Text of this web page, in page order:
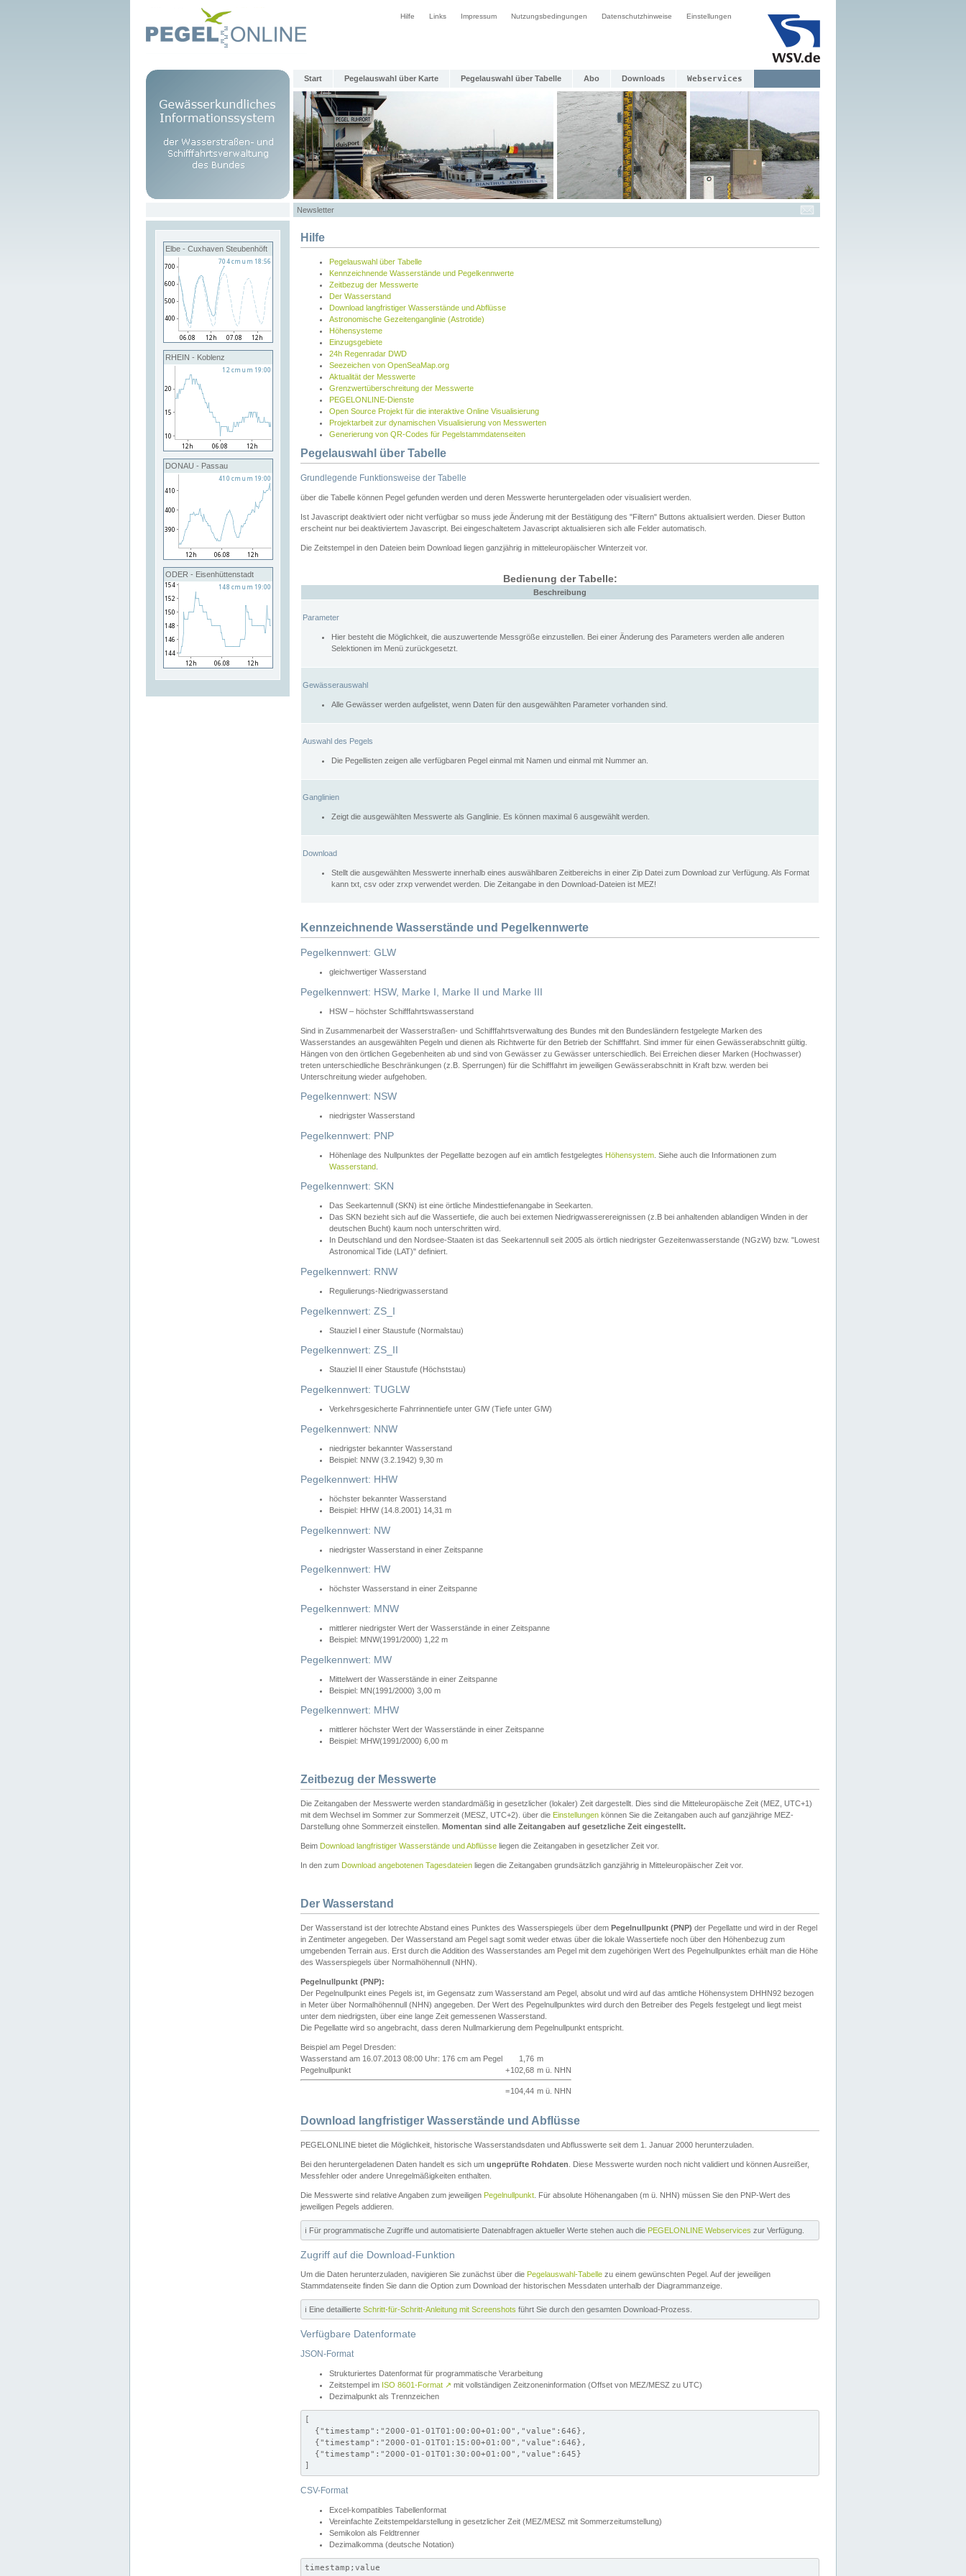
Hilfe Links Impressum Nutzungsbedingungen Datenschutzhinweise Einstellungen
Start Pegelauswahl über Karte Pegelauswahl über Tabelle Abo Downloads Webservices
Newsletter
Elbe - Cuxhaven Steubenhöft
RHEIN - Koblenz
DONAU - Passau
ODER - Eisenhüttenstadt
Hilfe
Pegelauswahl über Tabelle
Kennzeichnende Wasserstände und Pegelkennwerte
Zeitbezug der Messwerte
Der Wasserstand
Download langfristiger Wasserstände und Abflüsse
Astronomische Gezeitenganglinie (Astrotide)
Höhensysteme
Einzugsgebiete
24h Regenradar DWD
Seezeichen von OpenSeaMap.org
Aktualität der Messwerte
Grenzwertüberschreitung der Messwerte
PEGELONLINE-Dienste
Open Source Projekt für die interaktive Online Visualisierung
Projektarbeit zur dynamischen Visualisierung von Messwerten
Generierung von QR-Codes für Pegelstammdatenseiten
Pegelauswahl über Tabelle
Grundlegende Funktionsweise der Tabelle
über die Tabelle können Pegel gefunden werden und deren Messwerte heruntergeladen oder visualisiert werden.
Ist Javascript deaktiviert oder nicht verfügbar so muss jede Änderung mit der Bestätigung des "Filtern" Buttons aktualisiert werden. Dieser Button
erscheint nur bei deaktiviertem Javascript. Bei eingeschaltetem Javascript aktualisieren sich alle Felder automatisch.
Die Zeitstempel in den Dateien beim Download liegen ganzjährig in mitteleuropäischer Winterzeit vor.
Bedienung der Tabelle:
Beschreibung
Parameter
Hier besteht die Möglichkeit, die auszuwertende Messgröße einzustellen. Bei einer Änderung des Parameters werden alle anderen
Selektionen im Menü zurückgesetzt.
Gewässerauswahl
Alle Gewässer werden aufgelistet, wenn Daten für den ausgewählten Parameter vorhanden sind.
Auswahl des Pegels
Die Pegellisten zeigen alle verfügbaren Pegel einmal mit Namen und einmal mit Nummer an.
Ganglinien
Zeigt die ausgewählten Messwerte als Ganglinie. Es können maximal 6 ausgewählt werden.
Download
Stellt die ausgewählten Messwerte innerhalb eines auswählbaren Zeitbereichs in einer Zip Datei zum Download zur Verfügung. Als Format
kann txt, csv oder zrxp verwendet werden. Die Zeitangabe in den Download-Dateien ist MEZ!
Kennzeichnende Wasserstände und Pegelkennwerte
Pegelkennwert: GLW
gleichwertiger Wasserstand
Pegelkennwert: HSW, Marke I, Marke II und Marke III
HSW – höchster Schifffahrtswasserstand
Sind in Zusammenarbeit der Wasserstraßen- und Schifffahrtsverwaltung des Bundes mit den Bundesländern festgelegte Marken des
Wasserstandes an ausgewählten Pegeln und dienen als Richtwerte für den Betrieb der Schifffahrt. Sind immer für einen Gewässerabschnitt gültig.
Hängen von den örtlichen Gegebenheiten ab und sind von Gewässer zu Gewässer unterschiedlich. Bei Erreichen dieser Marken (Hochwasser)
treten unterschiedliche Beschränkungen (z.B. Sperrungen) für die Schifffahrt im jeweiligen Gewässerabschnitt in Kraft bzw. werden bei
Unterschreitung wieder aufgehoben.
Pegelkennwert: NSW
niedrigster Wasserstand
Pegelkennwert: PNP
Höhenlage des Nullpunktes der Pegellatte bezogen auf ein amtlich festgelegtes Höhensystem . Siehe auch die Informationen zum
Wasserstand
Pegelkennwert: SKN
Das Seekartennull (SKN) ist eine örtliche Mindesttiefenangabe in Seekarten.
Das SKN bezieht sich auf die Wassertiefe, die auch bei extemen Niedrigwasserereignissen (z.B bei anhaltenden ablandigen Winden in der
deutschen Bucht) kaum noch unterschritten wird.
In Deutschland und den Nordsee-Staaten ist das Seekartennull seit 2005 als örtlich niedrigster Gezeitenwasserstande (NGzW) bzw. "Lowest
Astronomical Tide (LAT)" definiert.
Pegelkennwert: RNW
Regulierungs-Niedrigwasserstand
Pegelkennwert: ZS_I
Stauziel I einer Staustufe (Normalstau)
Pegelkennwert: ZS_II
Stauziel II einer Staustufe (Höchststau)
Pegelkennwert: TUGLW
Verkehrsgesicherte Fahrrinnentiefe unter GlW (Tiefe unter GlW)
Pegelkennwert: NNW
niedrigster bekannter Wasserstand
Beispiel: NNW (3.2.1942) 9,30 m
Pegelkennwert: HHW
höchster bekannter Wasserstand
Beispiel: HHW (14.8.2001) 14,31 m
Pegelkennwert: NW
niedrigster Wasserstand in einer Zeitspanne
Pegelkennwert: HW
höchster Wasserstand in einer Zeitspanne
Pegelkennwert: MNW
mittlerer niedrigster Wert der Wasserstände in einer Zeitspanne
Beispiel: MNW(1991/2000) 1,22 m
Pegelkennwert: MW
Mittelwert der Wasserstände in einer Zeitspanne
Beispiel: MN(1991/2000) 3,00 m
Pegelkennwert: MHW
mittlerer höchster Wert der Wasserstände in einer Zeitspanne
Beispiel: MHW(1991/2000) 6,00 m
Zeitbezug der Messwerte
Die Zeitangaben der Messwerte werden standardmäßig in gesetzlicher (lokaler) Zeit dargestellt. Dies sind die Mitteleuropäische Zeit (MEZ, UTC+1)
mit dem Wechsel im Sommer zur Sommerzeit (MESZ, UTC+2). über die Einstellungen können Sie die Zeitangaben auch auf ganzjährige MEZ-
Darstellung ohne Sommerzeit einstellen. Momentan sind alle Zeitangaben auf gesetzliche Zeit eingestellt.
Beim Download langfristiger Wasserstände und Abflüsse liegen die Zeitangaben in gesetzlicher Zeit vor.
In den zum Download angebotenen Tagesdateien liegen die Zeitangaben grundsätzlich ganzjährig in Mitteleuropäischer Zeit vor.
Der Wasserstand
Der Wasserstand ist der lotrechte Abstand eines Punktes des Wasserspiegels über dem Pegelnullpunkt (PNP) der Pegellatte und wird in der Regel
in Zentimeter angegeben. Der Wasserstand am Pegel sagt somit weder etwas über die lokale Wassertiefe noch über den Höhenbezug zum
umgebenden Terrain aus. Erst durch die Addition des Wasserstandes am Pegel mit dem zugehörigen Wert des Pegelnullpunktes erhält man die Höhe
des Wasserspiegels über Normalhöhennull (NHN).
Pegelnullpunkt (PNP):
Der Pegelnullpunkt eines Pegels ist, im Gegensatz zum Wasserstand am Pegel, absolut und wird auf das amtliche Höhensystem DHHN92 bezogen
in Meter über Normalhöhennull (NHN) angegeben. Der Wert des Pegelnullpunktes wird durch den Betreiber des Pegels festgelegt und liegt meist
unter dem niedrigsten, über eine lange Zeit gemessenen Wasserstand.
Die Pegellatte wird so angebracht, dass deren Nullmarkierung dem Pegelnullpunkt entspricht.
Beispiel am Pegel Dresden:
Wasserstand am 16.07.2013 08:00 Uhr: 176 cm am Pegel
1,76 m
Pegelnullpunkt
+102,68 m ü. NHN
=104,44 m ü. NHN
Download langfristiger Wasserstände und Abflüsse
PEGELONLINE bietet die Möglichkeit, historische Wasserstandsdaten und Abflusswerte seit dem 1. Januar 2000 herunterzuladen.
Bei den heruntergeladenen Daten handelt es sich um ungeprüfte Rohdaten . Diese Messwerte wurden noch nicht validiert und können Ausreißer,
Messfehler oder andere Unregelmäßigkeiten enthalten.
Die Messwerte sind relative Angaben zum jeweiligen Pegelnullpunkt . Für absolute Höhenangaben (m ü. NHN) müssen Sie den PNP-Wert des
jeweiligen Pegels addieren.
ℹ️ Für programmatische Zugriffe und automatisierte Datenabfragen aktueller Werte stehen auch die PEGELONLINE Webservices zur Verfügung.
Zugriff auf die Download-Funktion
Um die Daten herunterzuladen, navigieren Sie zunächst über die Pegelauswahl-Tabelle zu einem gewünschten Pegel. Auf der jeweiligen
Stammdatenseite finden Sie dann die Option zum Download der historischen Messdaten unterhalb der Diagrammanzeige.
ℹ️ Eine detaillierte Schritt-für-Schritt-Anleitung mit Screenshots führt Sie durch den gesamten Download-Prozess.
Verfügbare Datenformate
JSON-Format
Strukturiertes Datenformat für programmatische Verarbeitung
Zeitstempel im ISO 8601-Format ↗ mit vollständigen Zeitzoneninformation (Offset von MEZ/MESZ zu UTC)
Dezimalpunkt als Trennzeichen
[
  {"timestamp":"2000-01-01T01:00:00+01:00","value":646},
  {"timestamp":"2000-01-01T01:15:00+01:00","value":646},
  {"timestamp":"2000-01-01T01:30:00+01:00","value":645}
]
CSV-Format
Excel-kompatibles Tabellenformat
Vereinfachte Zeitstempeldarstellung in gesetzlicher Zeit (MEZ/MESZ mit Sommerzeitumstellung)
Semikolon als Feldtrenner
Dezimalkomma (deutsche Notation)
timestamp;value